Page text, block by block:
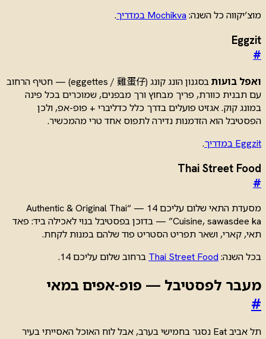
מוצ’יקווה כל השנה: Mochikva במדריך .
Eggzit
#
ואפל בועות
בסגנון הונג קונג (eggettes / 雞蛋仔) — חטיף הרחוב
עם תבנית כוורת, פריך מבחוץ ורך מבפנים, שמוכרים בכל פינה
במונג קוק. אגזיט פועלים בדרך כלל כדליברי + פופ-אפ, ולכן
הפסטיבל הוא הזדמנות נדירה לתפוס אחד טרי מהמכשיר.
Eggzit במדריך
.
Thai Street Food
#
מסעדת התאי שלום עליכם 14 — “Authentic & Original Thai
Cuisine, sawasdee ka” — בדוכן בפסטיבל בנוי לאכילה ביד: פאד
תאי, קארי, ושאר תפריט הסטריט פוד שלהם במנות לקחת.
בכל השנה: Thai Street Food ברחוב שלום עליכם 14.
מעבר לפסטיבל — פופ-אפים במאי
#
תל אביב Eat נסגר בחמישי בערב, אבל לוח האוכל האסייתי בעיר